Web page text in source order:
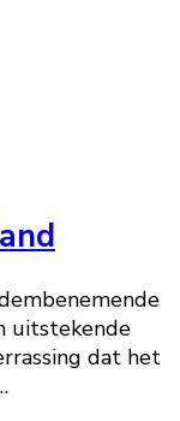
uitstekende
dat het